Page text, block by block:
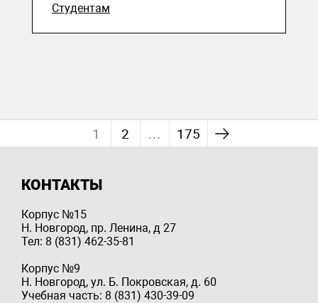
Студентам
1 2 … 175
КОНТАКТЫ
Корпус №15
Н. Новгород, пр. Ленина, д 27
Тел: 8 (831) 462-35-81
Корпус №9
Н. Новгород, ул. Б. Покровская, д. 60
Учебная часть: 8 (831) 430-39-09